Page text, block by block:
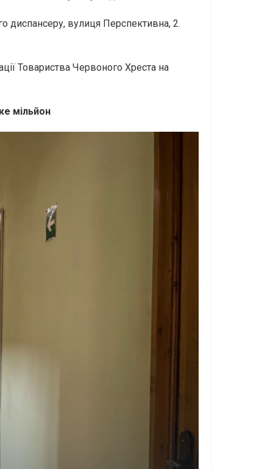
диспансеру, вулиця Перспективна, 2.
Товариства Червоного Хреста на
мільйон